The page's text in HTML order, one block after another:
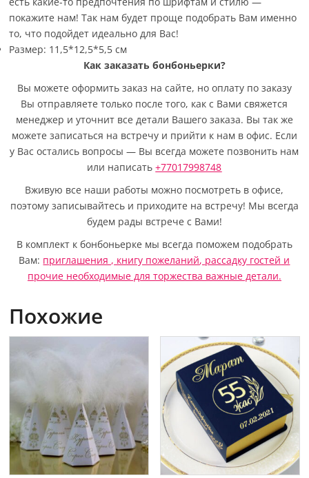
покажите нам! Так нам будет проще подобрать Вам именно
то, что подойдет идеально для Вас!
Размер: 11,5*12,5*5,5 см
Как заказать бонбоньерки?
Вы можете оформить заказ на сайте, но оплату по заказу
Вы отправляете только после того, как с Вами свяжется
менеджер и уточнит все детали Вашего заказа. Вы так же
можете записаться на встречу и прийти к нам в офис. Если
у Вас остались вопросы — Вы всегда можете позвонить нам
или написать+77017998748
Вживую все наши работы можно посмотреть в офисе,
поэтому записывайтесь и приходите на встречу! Мы всегда
будем рады встрече с Вами!
В комплект к бонбоньерке мы всегда поможем подобрать
Вам: приглашения , книгу пожеланий, рассадку гостей и
прочие необходимые для торжества важные детали.
Похожие